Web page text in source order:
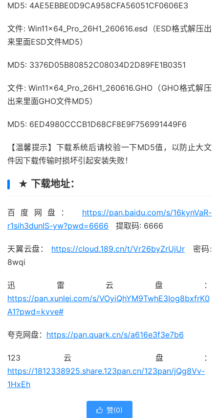
MD5: 4AE5EBBE0D9CA958CFA56051CF0606E3
文件: Win11x64_Pro_26H1_260616.esd（ESD格式解压出
来里面ESD文件MD5）
MD5: 3376D05B80852C08034D2D89FE1B0351
文件: Win11x64_Pro_26H1_260616.GHO（GHO格式解压
出来里面GHO文件MD5）
MD5: 6ED4980CCCB1D68CF8E9F756991449F6
【温馨提示】下载系统后请校验一下MD5值，以防止大文
件因下载传输时损坏引起安装失败！
★ 下载地址：
百度网盘： https://pan.baidu.com/s/16kynVaR-
r1sih3dunIS-yw?pwd=6666 提取码: 6666
天翼云盘： https://cloud.189.cn/t/Vr26byZrUjUr密码:
8wqi
迅雷云盘：
https://pan.xunlei.com/s/VOyiQhYM9TwhE3Iog8bxfrK0
A1?pwd=kvve#
夸克网盘： https://pan.quark.cn/s/a616e3f3e7b6
123 云 盘：
https://1812338925.share.123pan.cn/123pan/jQg8Vv-
1HxEh
 赞(0)